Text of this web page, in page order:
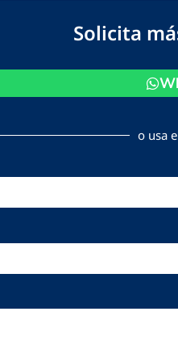
Solicita
o usa